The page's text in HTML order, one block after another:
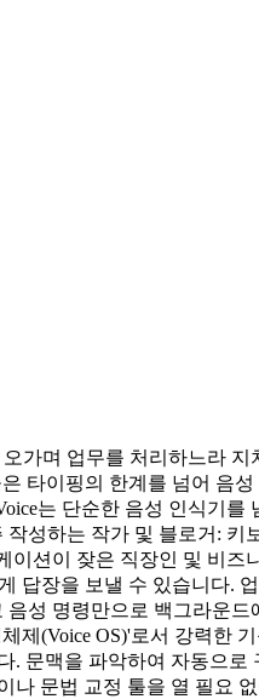
가며 업무를 처리하느라
타이핑의 한계를 넘어 음
는 단순한 음성 인식기
성하는 작가 및 블로거:
션이 잦은 직장인 및 비
답장을 보낼 수 있습니다
성 명령만으로 백그라운
(Voice OS)'로서 강력한
문맥을 파악하여 자동으
문법 교정 툴을 열 필요